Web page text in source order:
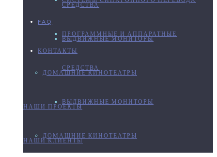
СРЕДСТВА
ВЫДВИЖНЫЕ МОНИТОРЫ
ДОМАШНИЕ КИНОТЕАТРЫ
НАШИ ПРОЕКТЫ
НАШИ КЛИЕНТЫ
FAQ
КОНТАКТЫ
ПРОГРАММНЫЕ И АППАРАТНЫЕ
СРЕДСТВА
ВЫДВИЖНЫЕ МОНИТОРЫ
ДОМАШНИЕ КИНОТЕАТРЫ